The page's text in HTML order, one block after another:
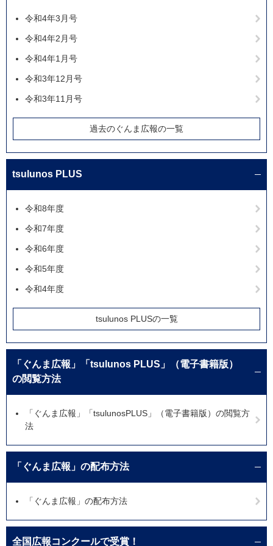
令和4年3月号
令和4年2月号
令和4年1月号
令和3年12月号
令和3年11月号
過去のぐんま広報の一覧
tsulunos PLUS
令和8年度
令和7年度
令和6年度
令和5年度
令和4年度
tsulunos PLUSの一覧
「ぐんま広報」「tsulunos PLUS」（電子書籍版）
の閲覧方法
「ぐんま広報」「tsulunosPLUS」（電子書籍版）の閲覧方
法
「ぐんま広報」の配布方法
「ぐんま広報」の配布方法
全国広報コンクールで受賞！